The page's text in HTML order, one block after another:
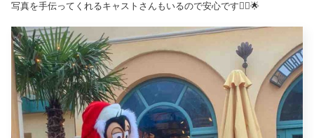
写真を手伝ってくれるキャストさんもいるので安心です🙆‍♀️🌟